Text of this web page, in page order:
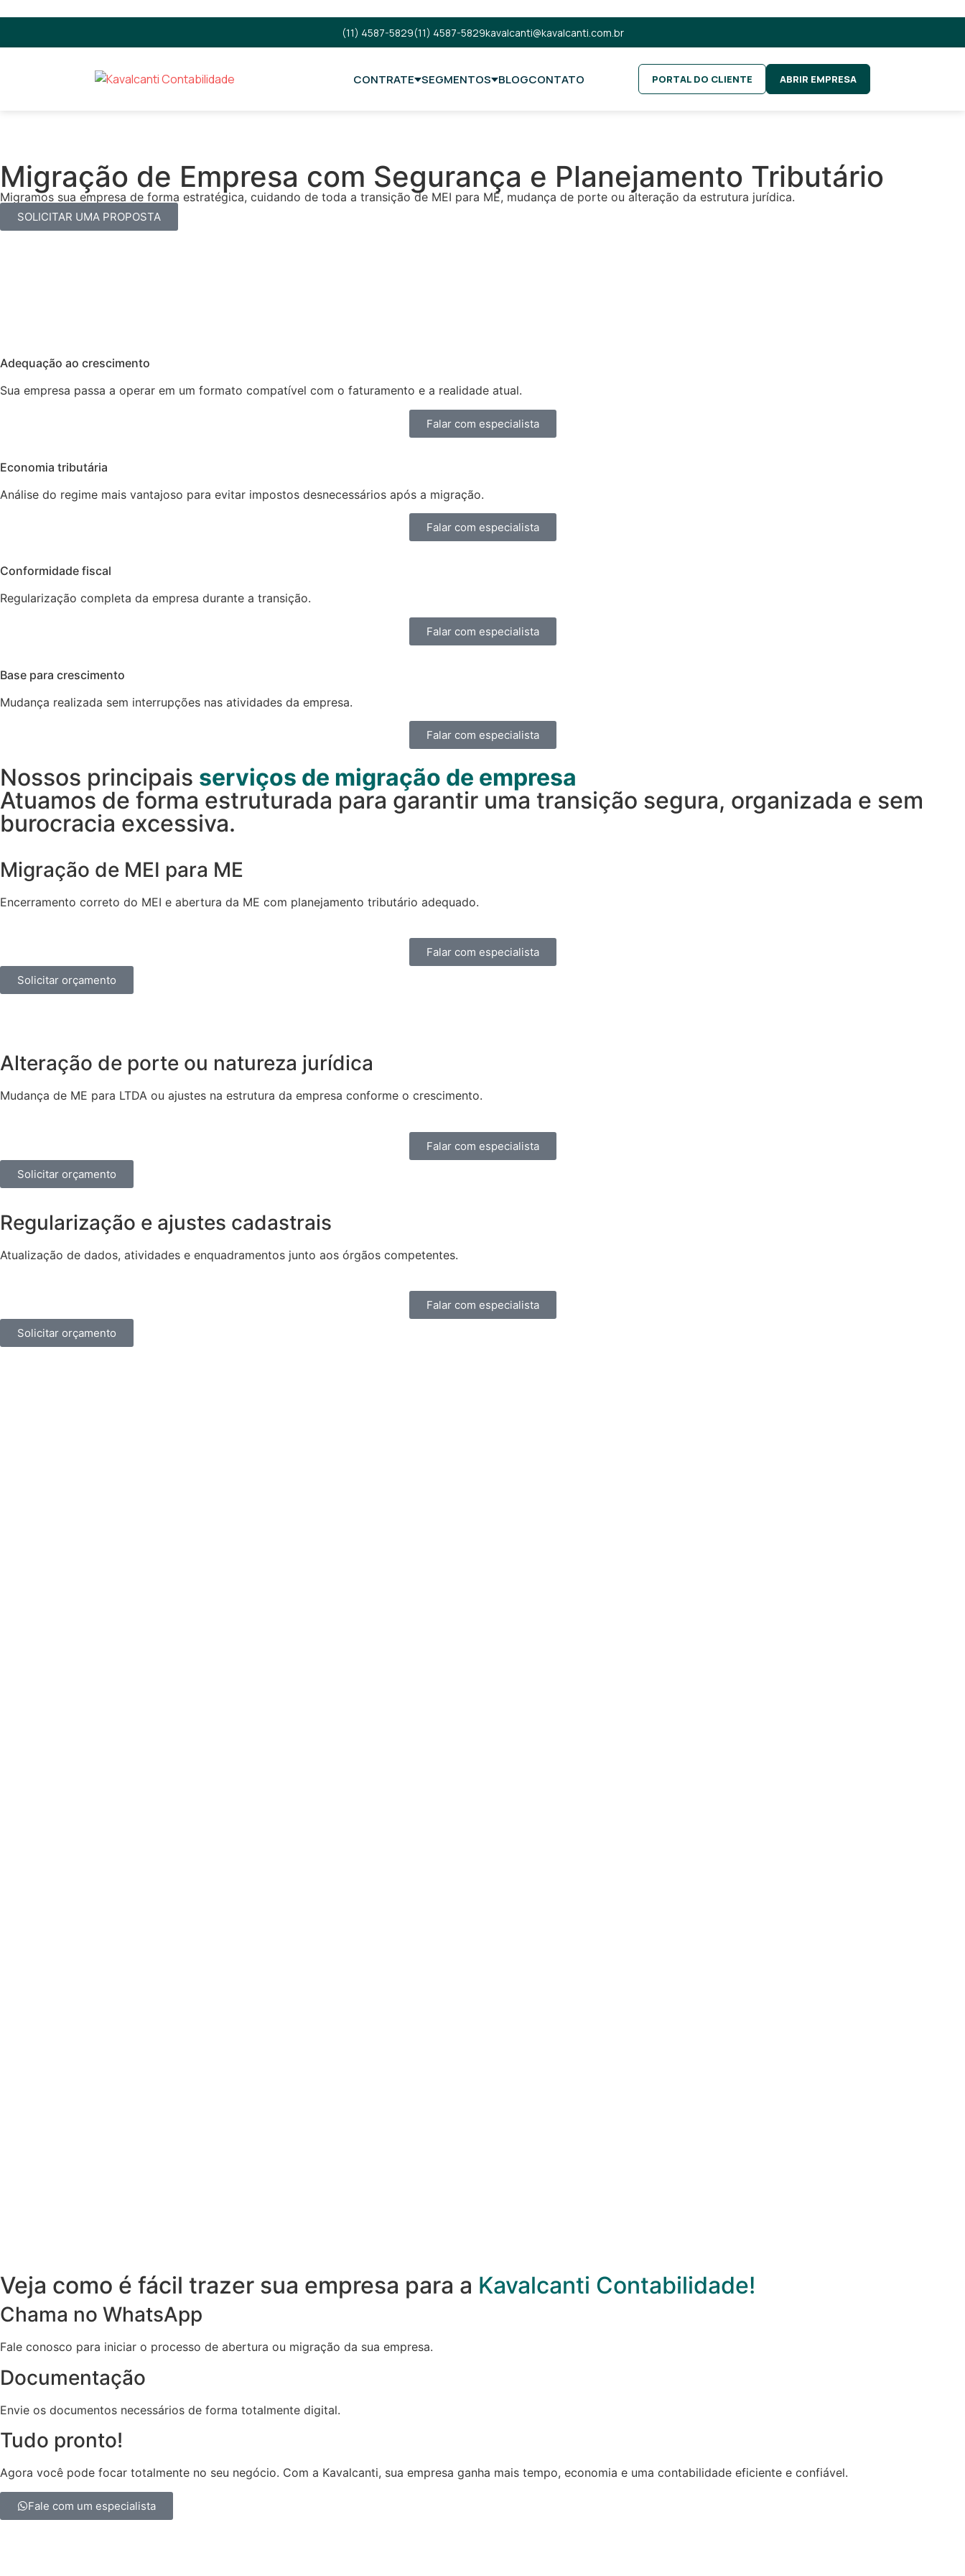
(11) 4587-5829(11) 4587-5829kavalcanti@kavalcanti.com.br
CONTRATE SEGMENTOS BLOGCONTATO PORTAL DO CLIENTE ABRIR EMPRESA
Migração de Empresa com Segurança e Planejamento Tributário
Migramos sua empresa de forma estratégica, cuidando de toda a transição de MEI para ME, mudança de porte ou alteração da estrutura jurídica.
SOLICITAR UMA PROPOSTA
Adequação ao crescimento
Sua empresa passa a operar em um formato compatível com o faturamento e a realidade atual.
Falar com especialista
Economia tributária
Análise do regime mais vantajoso para evitar impostos desnecessários após a migração.
Falar com especialista
Conformidade fiscal
Regularização completa da empresa durante a transição.
Falar com especialista
Base para crescimento
Mudança realizada sem interrupções nas atividades da empresa.
Falar com especialista
Nossos principais serviços de migração de empresa
Atuamos de forma estruturada para garantir uma transição segura, organizada e sem
burocracia excessiva.
Migração de MEI para ME
Encerramento correto do MEI e abertura da ME com planejamento tributário adequado.
Falar com especialista
Solicitar orçamento
Alteração de porte ou natureza jurídica
Mudança de ME para LTDA ou ajustes na estrutura da empresa conforme o crescimento.
Falar com especialista
Solicitar orçamento
Regularização e ajustes cadastrais
Atualização de dados, atividades e enquadramentos junto aos órgãos competentes.
Falar com especialista
Solicitar orçamento
Veja como é fácil trazer sua empresa para a Kavalcanti Contabilidade!
Chama no WhatsApp
Fale conosco para iniciar o processo de abertura ou migração da sua empresa.
Documentação
Envie os documentos necessários de forma totalmente digital.
Tudo pronto!
Agora você pode focar totalmente no seu negócio. Com a Kavalcanti, sua empresa ganha mais tempo, economia e uma contabilidade eficiente e confiável.
Fale com um especialista